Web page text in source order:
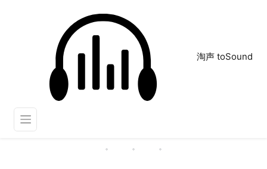
淘声 toSound
Celoni
正在为您搜索声音资源